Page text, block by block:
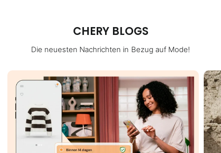
CHERY BLOGS
Die neuesten Nachrichten in Bezug auf Mode!